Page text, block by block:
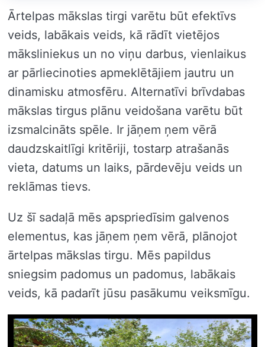
Ārtelpas mākslas tirgi varētu būt efektīvs
veids, labākais veids, kā rādīt vietējos
māksliniekus un no viņu darbus, vienlaikus
ar pārliecinoties apmeklētājiem jautru un
dinamisku atmosfēru. Alternatīvi brīvdabas
mākslas tirgus plānu veidošana varētu būt
izsmalcināts spēle. Ir jāņem ņem vērā
daudzskaitlīgi kritēriji, tostarp atrašanās
vieta, datums un laiks, pārdevēju veids un
reklāmas tievs.
Uz šī sadaļā mēs apspriedīsim galvenos
elementus, kas jāņem ņem vērā, plānojot
ārtelpas mākslas tirgu. Mēs papildus
sniegsim padomus un padomus, labākais
veids, kā padarīt jūsu pasākumu veiksmīgu.